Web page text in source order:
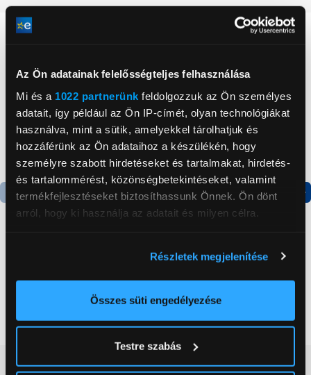
Az Ön adatainak felelősségteljes felhasználása
Mi és a 1022 partnerünk feldolgozzuk az Ön személyes
adatait, így például az Ön IP-címét, olyan technológiákat
használva, mint a sütik, amelyekkel tárolhatjuk és
hozzáférünk az Ön adataihoz a készülékén, hogy
személyre szabott hirdetéseket és tartalmakat, hirdetés-
és tartalommérést, közönségbetekintéseket, valamint
termékfejlesztéseket biztosíthassunk Önnek. Ön dönt
arról, hogy ki használja az adatait és milyen célra.
elhelyezkedéséről pár méteres pontossággal
Az Ön készülékén beazonosítása annak konkrét
módjairól és adja meg preferenciáit aRészletek
pontban. Bármikor módosíthatja vagy visszavonhatja a
Részletek megjelenítése
Összes süti engedélyezése
Testre szabás
Termék adatlap Termék adatlap
Gorenje N619EAXL4
179 999 Ft
Vásárlói vélemények(0)